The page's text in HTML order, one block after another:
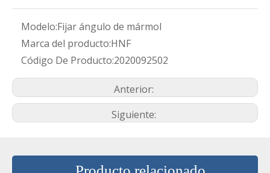
Modelo:Fijar ángulo de mármol
Marca del producto:HNF
Código De Producto:2020092502
Anterior:
Siguiente: